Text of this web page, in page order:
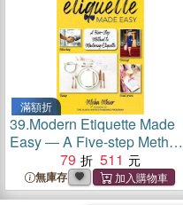
滿額折
39.Modern Etiquette Made
Easy ― A Five-step Method
to Mastering Etiquette
79 511
無庫存